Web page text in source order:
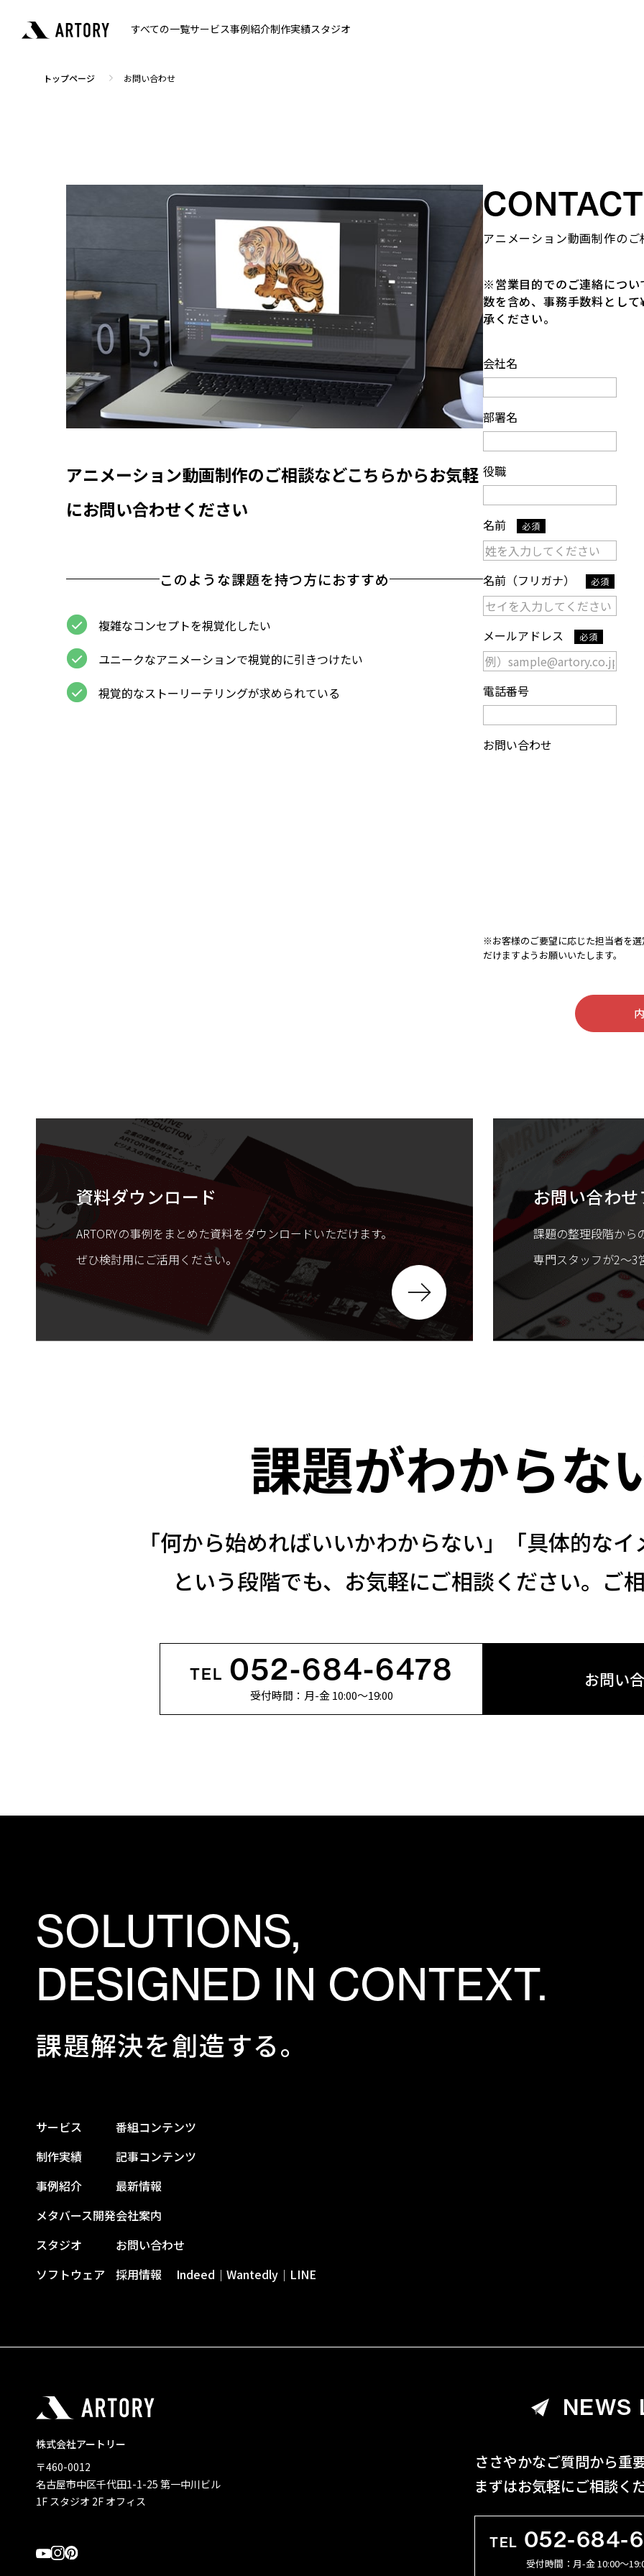
すべての一覧サービス事例紹介制作実績スタジオ
トップページ お問い合わせ
アニメーション動画制作のご相談などこちらからお気軽
にお問い合わせください
このような課題を持つ方におすすめ
複雑なコンセプトを視覚化したい
ユニークなアニメーションで視覚的に引きつけたい
視覚的なストーリーテリングが求められている
CONTACT
アニメーション動画制作の
※営業目的でのご連絡につい
数を含め、事務手数料とし
承ください。
会社名
部署名
役職
名前 必須
名前（フリガナ） 必須
メールアドレス 必須
電話番号
お問い合わせ
※お客様のご要望に応じた担当者を
だけますようお願いいたします。
資料ダウンロード
ARTORYの事例をまとめた資料をダウンロードいただけます。
ぜひ検討用にご活用ください。
お問い合わ
課題の整理段階から
専門スタッフが2〜3
課題がわからな
「何から始めればいいかわからない」「具体的なイ
という段階でも、お気軽にご相談ください。ご相
TEL 052-684-6478
受付時間：月-金 10:00〜19:00
お問い
SOLUTIONS,
DESIGNED IN CONTEXT.
課題解決を創造する。
サービス
制作実績
事例紹介
メタバース開発
スタジオ
ソフトウェア
番組コンテンツ
記事コンテンツ
最新情報
会社案内
お問い合わせ
採用情報
Indeed ｜ Wantedly ｜ LINE
株式会社アートリー
〒460-0012
名古屋市中区千代田1-1-25 第一中川ビル
1F スタジオ 2F オフィス
NEWS
ささやかなご質問から重
まずはお気軽にご相談く
TEL 052-684-
受付時間：月-金 10:00〜